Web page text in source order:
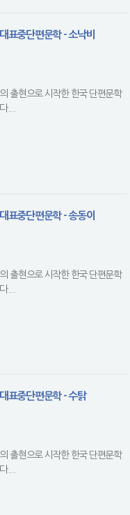
표중단편문학 - 소낙비
출현으로 시작한 한국 단편문학
....
표중단편문학 - 송동이
출현으로 시작한 한국 단편문학
....
표중단편문학 - 수탉
출현으로 시작한 한국 단편문학
....